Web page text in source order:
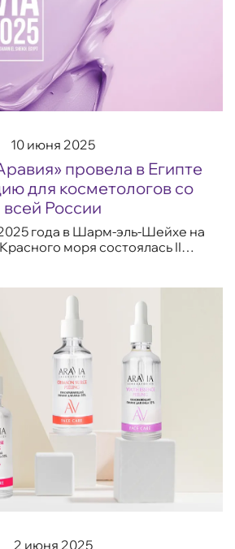
10 июня 2025
провела в Египте
для косметологов со
всей России
года в Шарм-эль-Шейхе на
моря состоялась II
косме...
2 июня 2025